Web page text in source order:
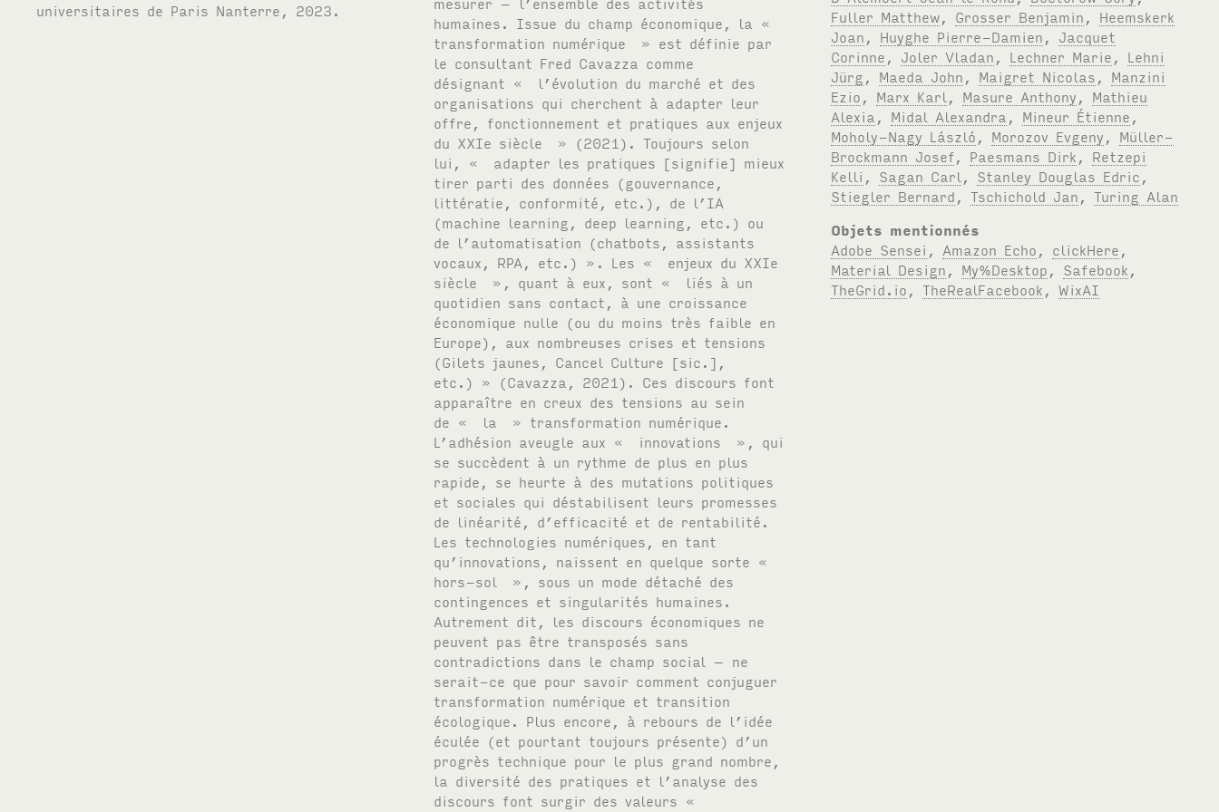
universitaires de Paris Nanterre, 2023.
Fuller Matthew, Grosser Benjamin , Heemskerk
Joan , Huyghe Pierre-Damien , Jacquet
Corinne , Joler Vladan , Lechner Marie , Lehni
Jürg , Maeda John , Maigret Nicolas , Manzini
Ezio , Marx Karl , Masure Anthony , Mathieu
Alexia , Midal Alexandra , Mineur Étienne ,
Moholy-Nagy László , Morozov Evgeny , Müller-
Brockmann Josef, Paesmans Dirk , Retzepi
Kelli , Sagan Carl , Stanley Douglas Edric ,
Stiegler Bernard ,Tschichold Jan ,Turing Alan
Objets mentionnés
Adobe Sensei , Amazon Echo , clickHere ,
Material Design , My%Desktop , Safebook ,
TheGrid.io ,TheRealFacebook ,WixAI